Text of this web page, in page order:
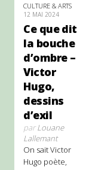
CULTURE & ARTS
12 MAI 2024
Ce que dit
la bouche
d’ombre –
Victor
Hugo,
dessins
d’exil
parLouane
Lallemant
On sait Victor
Hugo poète,